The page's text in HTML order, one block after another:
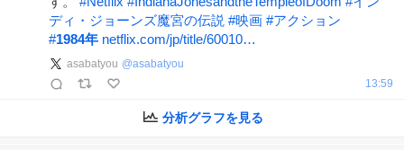
ディ・ジョーンズ魔宮の伝説 #映画 #アクション
#1984年 netflix.com/jp/title/60010…
asabatyou @asabatyou
13:59
分析グラフを見る